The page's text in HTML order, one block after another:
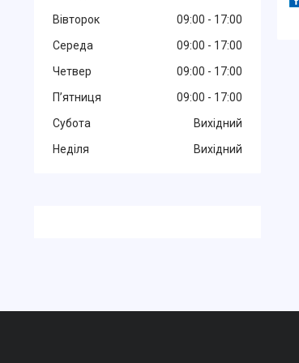
Вівторок
09:00
17:00
Середа
09:00
17:00
Четвер
09:00
17:00
Пʼятниця
09:00
17:00
Субота
Вихідний
Неділя
Вихідний